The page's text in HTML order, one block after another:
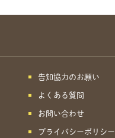
告知協力のお願い
よくある質問
お問い合わせ
プライバシーポリシー